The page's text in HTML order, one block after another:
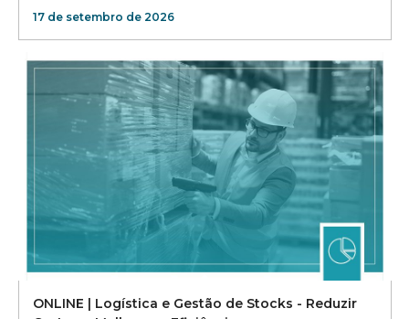
17 de setembro de 2026
ONLINE | Logística e Gestão de Stocks - Reduzir